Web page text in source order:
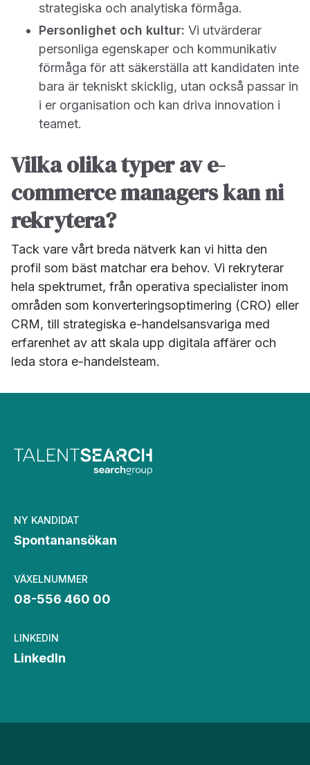
strategiska och analytiska förmåga.
Personlighet och kultur: Vi utvärderar
personliga egenskaper och kommunikativ
förmåga för att säkerställa att kandidaten inte
bara är tekniskt skicklig, utan också passar in
i er organisation och kan driva innovation i
teamet.
Vilka olika typer av e-
commerce managers kan ni
rekrytera?
Tack vare vårt breda nätverk kan vi hitta den
profil som bäst matchar era behov. Vi rekryterar
hela spektrumet, från operativa specialister inom
områden som konverteringsoptimering (CRO) eller
CRM, till strategiska e-handelsansvariga med
erfarenhet av att skala upp digitala affärer och
leda stora e-handelsteam.
NY KANDIDAT
Spontanansökan
VÄXELNUMMER
08-556 460 00
LINKEDIN
LinkedIn